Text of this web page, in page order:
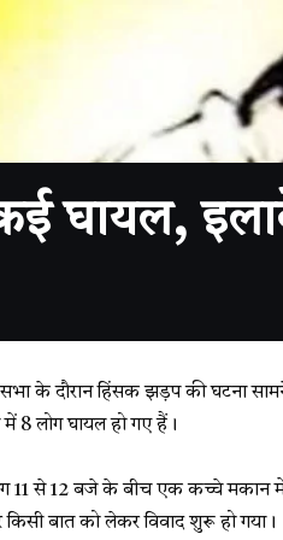
कई घायल,
के दौरान हिंसक झड़प की घटना
8 लोग घायल हो गए हैं।
से 12 बजे के बीच एक कच्चे मकान में
बात को लेकर विवाद शुरू हो गया।